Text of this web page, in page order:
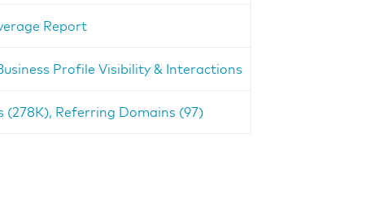
Report
Profile Visibility & Interactions
(278K), Referring Domains (97)